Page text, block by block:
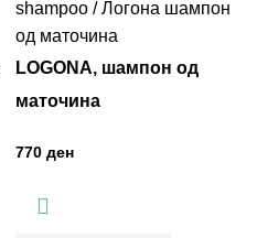
LOGONA, шампон од
маточина
ден